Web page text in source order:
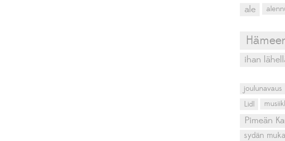
ale
ihan
joulunavaus
Lidl
Pimeän
sydän